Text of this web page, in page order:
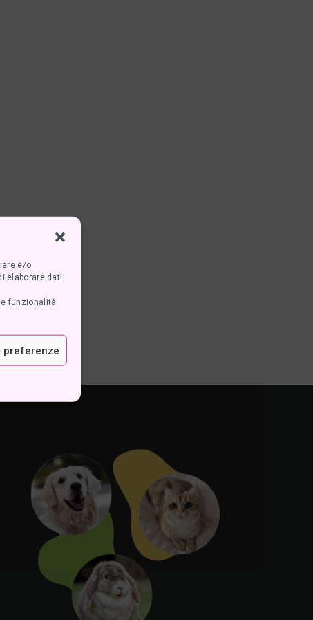
e/o
elaborare dati
funzionalità.
preferenze